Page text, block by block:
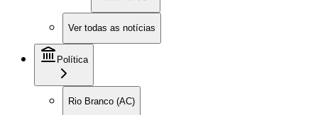
Ver todas as notícias
Política
Rio Branco (AC)